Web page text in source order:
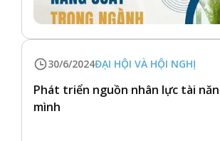
30/6/2024ĐẠI HỘI VÀ HỘI NGHỊ
Phát triển nguồn nhân lực tài
mình